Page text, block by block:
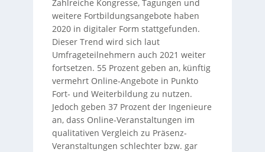
Zahlreiche Kongresse, Tagungen und
weitere Fortbildungsangebote haben
2020 in digitaler Form stattgefunden.
Dieser Trend wird sich laut
Umfrageteilnehmern auch 2021 weiter
fortsetzen. 55 Prozent geben an, künftig
vermehrt Online-Angebote in Punkto
Fort- und Weiterbildung zu nutzen.
Jedoch geben 37 Prozent der Ingenieure
an, dass Online-Veranstaltungen im
qualitativen Vergleich zu Präsenz-
Veranstaltungen schlechter bzw. gar